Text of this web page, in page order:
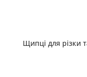
Щипці для різки